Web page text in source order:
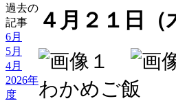
過去の
記事
6月
5月
4月
2026年
度
４月２１日（
わかめご飯